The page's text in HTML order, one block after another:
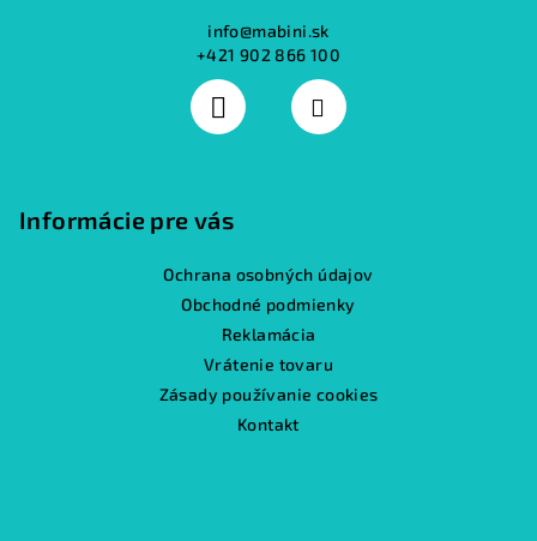
info@mabini.sk
+421 902 866 100
Informácie pre vás
Ochrana osobných údajov
Obchodné podmienky
Reklamácia
Vrátenie tovaru
Zásady používanie cookies
Kontakt